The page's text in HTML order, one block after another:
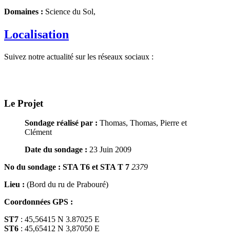
Domaines : Science du Sol,
Localisation
Suivez notre actualité sur les réseaux sociaux :
Le Projet
Sondage réalisé par : Thomas, Thomas, Pierre et
Clément
Date du sondage : 23 Juin 2009
No du sondage : STA T6 et STA T 7 2379
Lieu : (Bord du ru de Prabouré)
Coordonnées GPS :
ST7 : 45,56415 N 3.87025 E
ST6 : 45,65412 N 3,87050 E